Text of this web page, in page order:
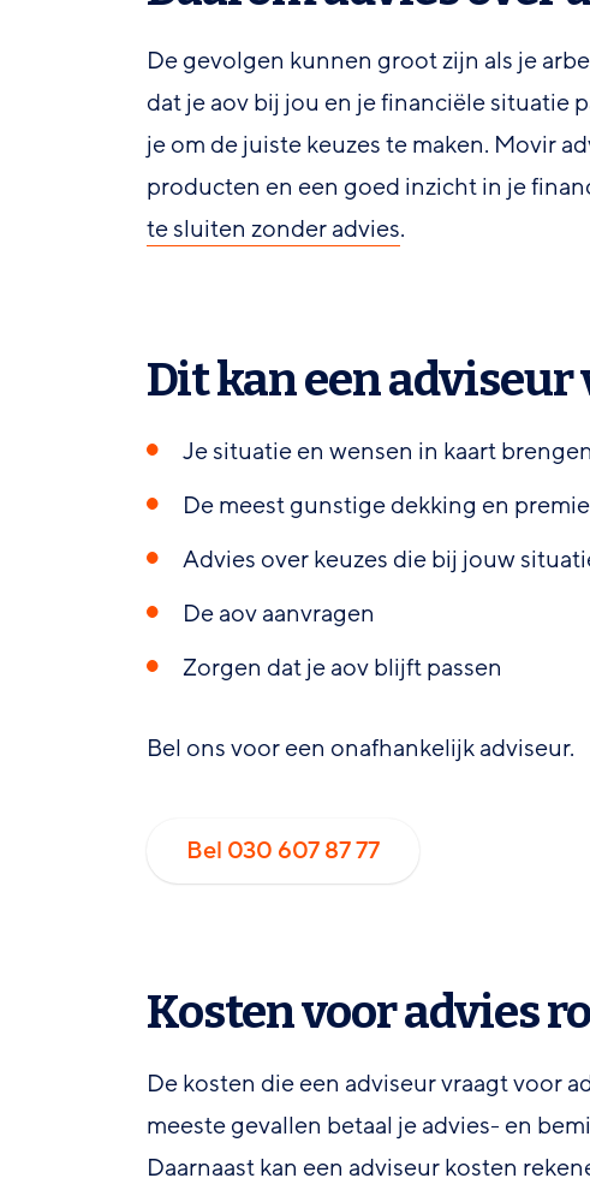
De gevolgen kunnen groot zijn als je
dat je aov bij jou en je financiële situatie
je om de juiste keuzes te maken. Movir
producten en een goed inzicht in je
te sluiten zonder advies.
Dit kan een adviseur
Je situatie en wensen in kaart brengen
De meest gunstige dekking en
Advies over keuzes die bij jouw
De aov aanvragen
Zorgen dat je aov blijft passen
Bel ons voor een onafhankelijk adviseur.
Bel 030 607 87 77
Kosten voor advies
De kosten die een adviseur vraagt voor
meeste gevallen betaal je advies- en
Daarnaast kan een adviseur kosten